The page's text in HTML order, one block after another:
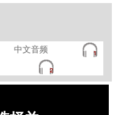
中文音频